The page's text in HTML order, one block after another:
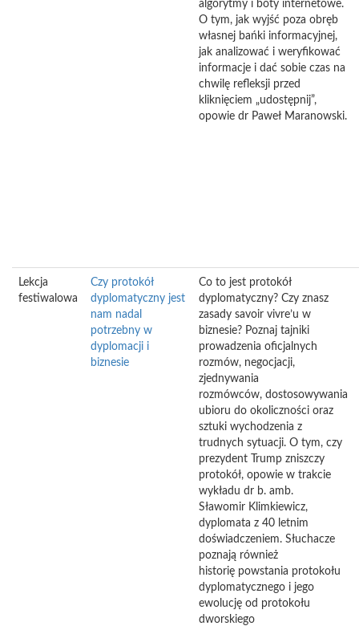
algorytmy i boty internetowe.
O tym, jak wyjść poza obręb
własnej bańki informacyjnej,
jak analizować i weryfikować
informacje i dać sobie czas na
chwilę refleksji przed
kliknięciem „udostępnij”,
opowie dr Paweł Maranowski.
Lekcja
festiwalowa
Czy protokół
dyplomatyczny jest
nam nadal
potrzebny w
dyplomacji i
biznesie
Co to jest protokół
dyplomatyczny? Czy znasz
zasady savoir vivre’u w
biznesie? Poznaj tajniki
prowadzenia oficjalnych
rozmów, negocjacji,
zjednywania
rozmówców, dostosowywania
ubioru do okoliczności oraz
sztuki wychodzenia z
trudnych sytuacji. O tym, czy
prezydent Trump zniszczy
protokół, opowie w trakcie
wykładu dr b. amb.
Sławomir Klimkiewicz,
dyplomata z 40 letnim
doświadczeniem. Słuchacze
poznają również
historię powstania protokołu
dyplomatycznego i jego
ewolucję od protokołu
dworskiego